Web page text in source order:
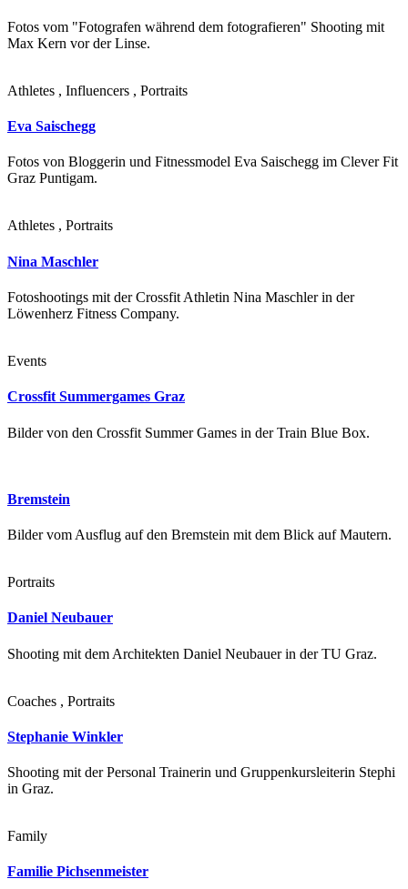
Fotos vom "Fotografen während dem fotografieren" Shooting mit
Max Kern vor der Linse.
Athletes , Influencers , Portraits
Eva Saischegg
Fotos von Bloggerin und Fitnessmodel Eva Saischegg im Clever Fit
Graz Puntigam.
Athletes , Portraits
Nina Maschler
Fotoshootings mit der Crossfit Athletin Nina Maschler in der
Löwenherz Fitness Company.
Events
Crossfit Summergames Graz
Bilder von den Crossfit Summer Games in der Train Blue Box.
Bremstein
Bilder vom Ausflug auf den Bremstein mit dem Blick auf Mautern.
Portraits
Daniel Neubauer
Shooting mit dem Architekten Daniel Neubauer in der TU Graz.
Coaches , Portraits
Stephanie Winkler
Shooting mit der Personal Trainerin und Gruppenkursleiterin Stephi
in Graz.
Family
Familie Pichsenmeister